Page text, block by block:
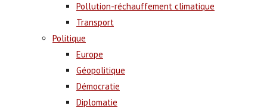
Pollution-réchauffement climatique
Transport
Politique
Europe
Géopolitique
Démocratie
Diplomatie